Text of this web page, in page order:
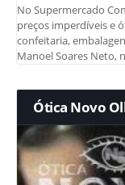
No Supermercado
preços imperdíveis e
confeitaria,
Manoel Soares Neto,
Ótica Novo